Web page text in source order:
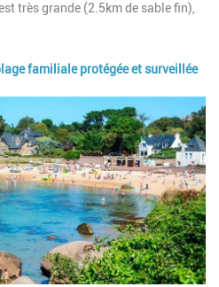
très grande (2.5km de sable fin),
familiale protégée et surveillée